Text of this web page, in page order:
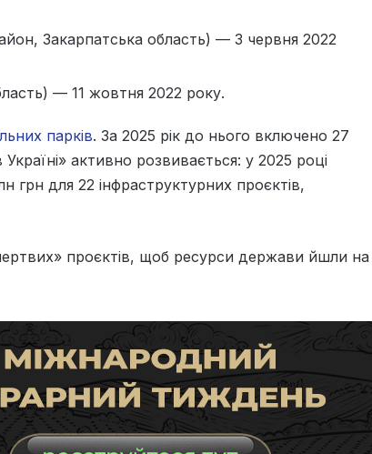
Закарпатська область) — 3 червня 2022
— 11 жовтня 2022 року.
парків. За 2025 рік до нього включено 27
активно розвивається: у 2025 році
для 22 інфраструктурних проєктів,
проєктів, щоб ресурси держави йшли на